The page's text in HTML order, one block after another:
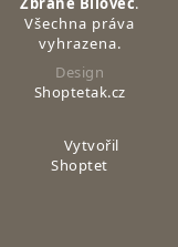
Všechna práva
vyhrazena.
Design
Shoptetak.cz
Vytvořil
Shoptet